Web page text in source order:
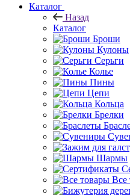
Каталог
Назад
Каталог
Броши
Кулоны
Серьги
Колье
Пины
Цепи
Кольца
Брелки
Шармы
Все